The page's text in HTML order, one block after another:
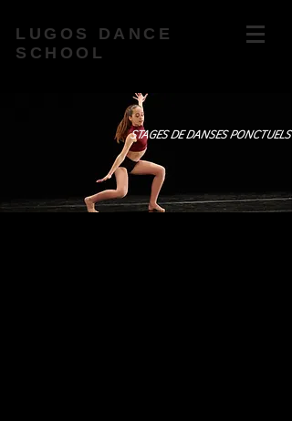
LUGOS DANCE
SCHOOL
STAGES DE DANSES PONCTUELS